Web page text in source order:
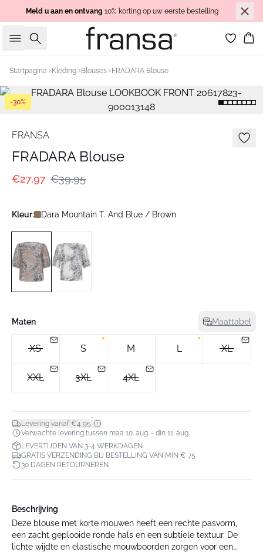
Meld u aan en ontvang 10% korting op uw eerste bestelling
Zoeken
Startpagina Kleding Blouses FRADARA Blouse
-30%
FRANSA
FRADARA Blouse
€27,97 €39,95
Kleur: Dara Mountain T. And Blue / Brown
Maten Maattabel
XS S M L XL
XXL 3XL 4XL
Levering vanaf €4,95*
Verwachte levering tussen maa 10. aug. - din 11. aug.
LEVERTIJDEN VAN 3-4 WERKDAGEN
GRATIS VERZENDING BIJ BESTELLING VAN MIN € 75
30 DAGEN RETOURNEREN
Beschrijving
Deze blouse met korte mouwen heeft een rechte pasvorm,
een zacht geplooide ronde hals en een subtiele textuur. De
lichte wijdte en elastische mouwboorden zorgen voor een